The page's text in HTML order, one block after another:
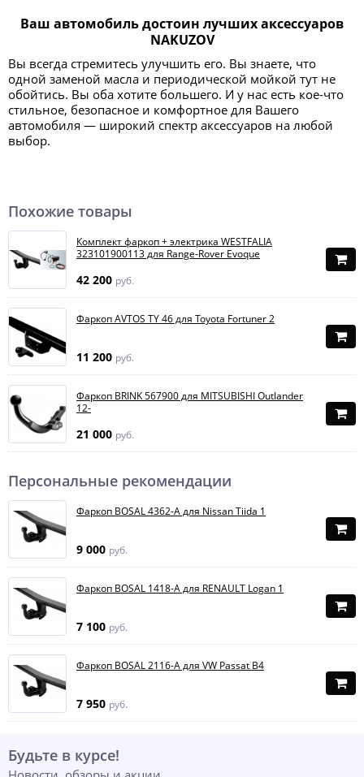
Ваш автомобиль достоин лучших аксессуаров
NAKUZOV
Вы всегда стремитесь улучшить его. Вы знаете, что
одной заменой масла и периодической мойкой тут не
обойтись. Вы оба хотите большего. И у нас есть кое-что
стильное, безопасное и комфортное для Вашего
автомобиля — широкий спектр аксессуаров на любой
выбор.
Похожие товары
Комплект фаркоп + электрика WESTFALIA
323101900113 для Range-Rover Evoque
42 200 руб.
Фаркоп AVTOS TY 46 для Toyota Fortuner 2
11 200 руб.
Фаркоп BRINK 567900 для MITSUBISHI Outlander
12-
21 000 руб.
Персональные рекомендации
Фаркоп BOSAL 4362-A для Nissan Tiida 1
9 000 руб.
Фаркоп BOSAL 1418-A для RENAULT Logan 1
7 100 руб.
Фаркоп BOSAL 2116-A для VW Passat B4
7 950 руб.
Будьте в курсе!